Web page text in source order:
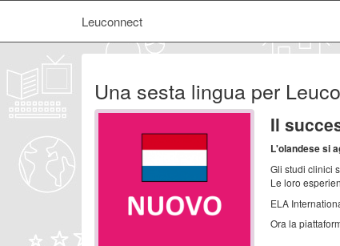
Leuconnect
Una sesta lingua per
Il
L'olandese si
Gli studi clinici
Le loro
ELA
Ora la